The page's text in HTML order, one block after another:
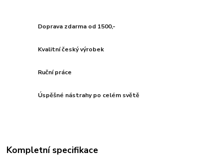
Doprava zdarma od 1500,-
Kvalitní český výrobek
Ruční práce
Úspěšné nástrahy po celém světě
Kompletní specifikace